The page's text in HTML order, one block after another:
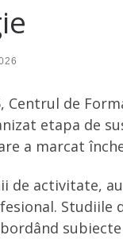
Centrul de
etapa de
a marcat
de activitate,
Studiile